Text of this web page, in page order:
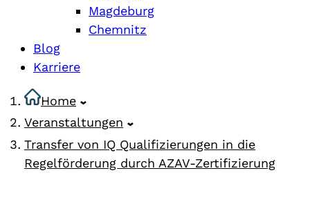
Magdeburg
Chemnitz
Blog
Karriere
Home
Veranstaltungen
Transfer von IQ Qualifizierungen in die
Regelförderung durch AZAV-Zertifizierung